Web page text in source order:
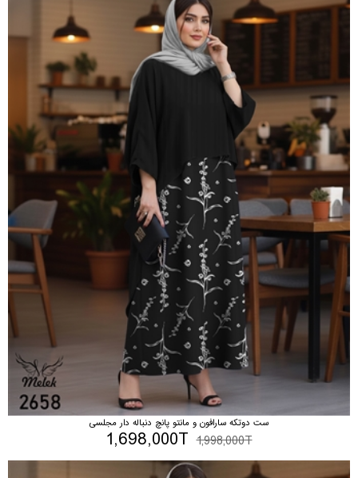
ست دوتکه سارافون و مانتو پانچ دنباله دار مجلسی
1,998,000T
1,698,000T